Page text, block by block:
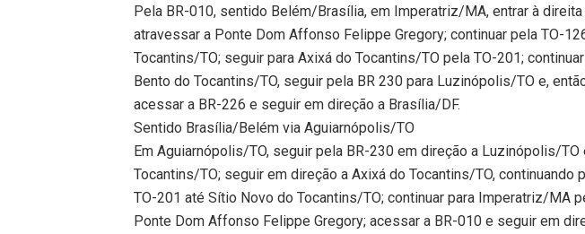
Pela BR-010, sentido Belém/Brasília, em Imperatriz/MA, entrar à direita
atravessar a Ponte Dom Affonso Felippe Gregory; continuar pela TO-
Tocantins/TO; seguir para Axixá do Tocantins/TO pela TO-201;
Bento do Tocantins/TO, seguir pela BR 230 para Luzinópolis/TO e,
acessar a BR-226 e seguir em direção a Brasília/DF.
Sentido Brasília/Belém via Aguiarnópolis/TO
Em Aguiarnópolis/TO, seguir pela BR-230 em direção a Luzinópolis/TO
Tocantins/TO; seguir em direção a Axixá do Tocantins/TO, continuando
TO-201 até Sítio Novo do Tocantins/TO; continuar para Imperatriz/MA
Ponte Dom Affonso Felippe Gregory; acessar a BR-010 e seguir em